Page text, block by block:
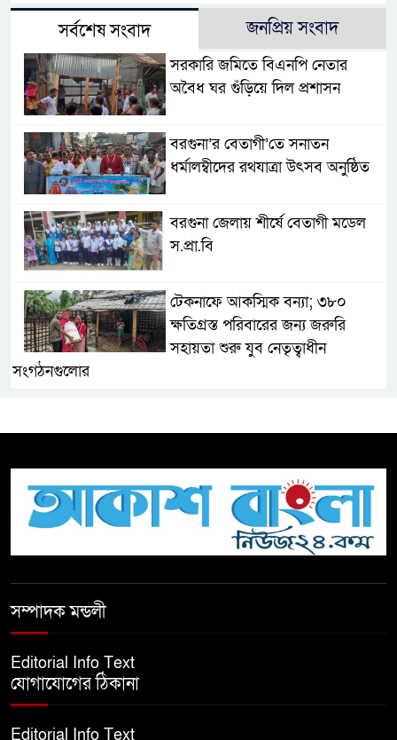
সর্বশেষ সংবাদ জনপ্রিয় সংবাদ
সরকারি জমিতে বিএনপি নেতার
অবৈধ ঘর গুঁড়িয়ে দিল প্রশাসন
বরগুনা’র বেতাগী’তে সনাতন
ধর্মালম্বীদের রথযাত্রা উৎসব অনুষ্ঠিত
বরগুনা জেলায় শীর্ষে বেতাগী মডেল
স.প্রা.বি
টেকনাফে আকস্মিক বন্যা; ৩৮০
ক্ষতিগ্রস্ত পরিবারের জন্য জরুরি
সহায়তা শুরু যুব নেতৃত্বাধীন
সংগঠনগুলোর
টিকটকে অশালীন কনটেন্ট ও অনলাইন
হয়রানির অভিযোগে ব্রাহ্মণবাড়িয়ায়
বেতাগীতে ঈদুল আজহা উপলক্ষে
সম্পাদক মন্ডলী
Editorial Info Text
যোগাযোগের ঠিকানা
Editorial Info Text